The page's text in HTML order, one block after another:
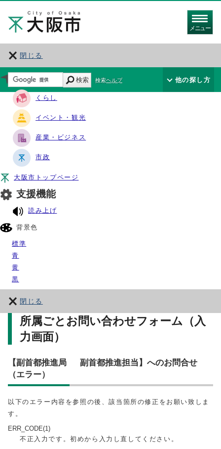
メニュー
閉じる
サイト・ナビ
くらし
イベント・観光
産業・ビジネス
市政
大阪市トップページ
支援機能
読み上げ
背景色
標準
青
黄
黒
閉じる
検索 検索ヘルプ 他の探し方
所属ごとお問い合わせフォーム（入
力画面）
【副首都推進局 副首都推進担当】へのお問合せ
（エラー）
以下のエラー内容を参照の後、該当箇所の修正をお願い致しま
す。
ERR_CODE(1)
不正入力です。初めから入力し直してください。